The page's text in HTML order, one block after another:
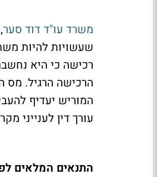
משרד עו"ד דוד סער
שעשויות להיות
רכישה כי היא
הרכישה הרגיל. מס
המוריש יעדיף
עורך דין לענייני
התנאים המלאים